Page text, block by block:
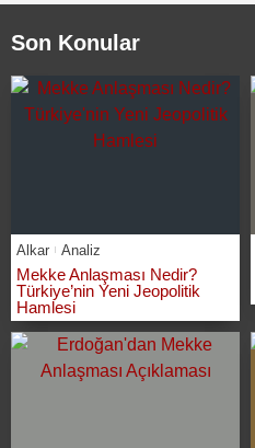
Son Konular
Alkar Analiz
Mekke Anlaşması Nedir?
Türkiye’nin Yeni Jeopolitik
Hamlesi